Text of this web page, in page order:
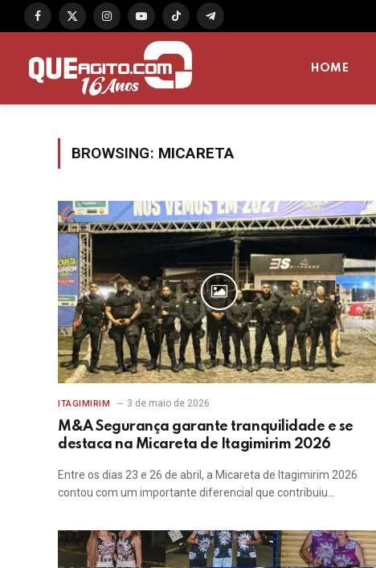
Facebook
X
InstagramYouTubeTikTok Telegram
HOME
BROWSING: MICARETA
ITAGIMIRIM 3 de maio de 2026
M&A Segurança garante tranquilidade e se
destaca na Micareta de Itagimirim 2026
Entre os dias 23 e 26 de abril, a Micareta de Itagimirim 2026
contou com um importante diferencial que contribuiu…